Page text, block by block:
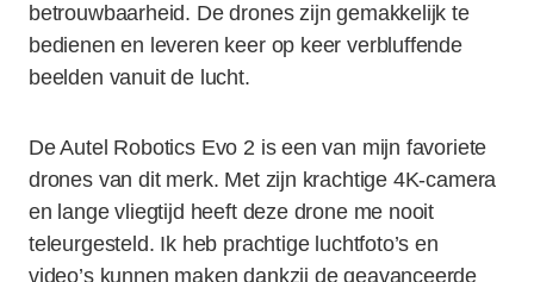
betrouwbaarheid. De drones zijn gemakkelijk te
bedienen en leveren keer op keer verbluffende
beelden vanuit de lucht.
De Autel Robotics Evo 2 is een van mijn favoriete
drones van dit merk. Met zijn krachtige 4K-camera
en lange vliegtijd heeft deze drone me nooit
teleurgesteld. Ik heb prachtige luchtfoto’s en
video’s kunnen maken dankzij de geavanceerde